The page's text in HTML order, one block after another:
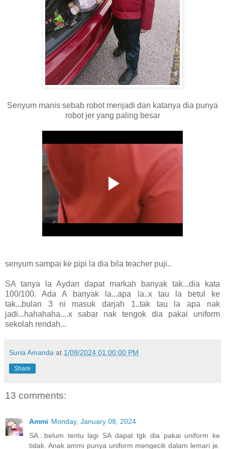
Senyum manis sebab robot menjadi dan katanya dia punya
robot jer yang paling besar
senyum sampai ke pipi la dia bila teacher puji..
SA tanya la Aydan dapat markah banyak tak...dia kata
100/100. Ada A banyak la...apa la..x tau la betul ke
tak...bulan 3 ni masuk darjah 1..tak tau la apa nak
jadi...hahahaha....x sabar nak tengok dia pakai uniform
sekolah rendah...
Suria Amanda at 1/08/2024 01:00:00 PM
Share
13 comments:
Ammi Monday, January 08, 2024
SA...belum tentu lagi SA dapat tgk dia pakai uniform ke
tidak. Anak ammi punya uniform mengecik dalam lemari je.